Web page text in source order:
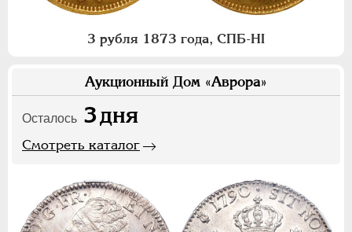
3 рубля 1873 года, СПБ-НI
Аукционный Дом «Аврора»
Осталось 3дня
Смотреть каталог